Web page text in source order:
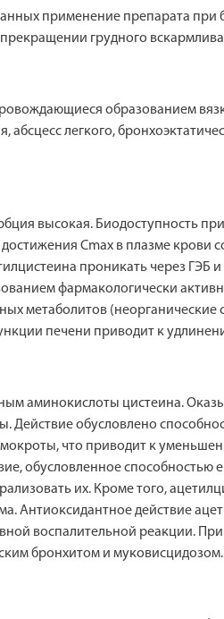
применение препарата
грудного
образованием
абсцесс легкого,
высокая. Биодоступность
Cmax в плазме крови
проникать через ГЭБ
фармакологически
метаболитов
печени приводит к
аминокислоты цистеина.
Действие обусловлено
что приводит к
обусловленное
их. Кроме того,
Антиоксидантное действие
воспалительной реакции.
бронхитом и муковисцидозом.